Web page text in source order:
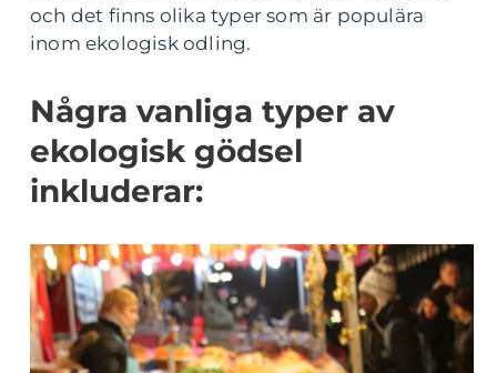
och det finns olika typer som är populära
inom ekologisk odling.
Några vanliga typer av
ekologisk gödsel
inkluderar: